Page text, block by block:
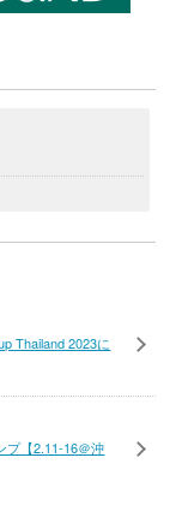
Thailand 2023に
プ【2.11-16＠沖